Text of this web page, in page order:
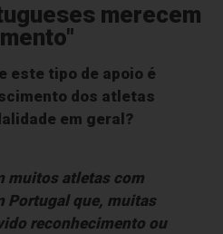
merecem
este tipo de apoio é
dos atletas
em geral?
muitos atletas com
Portugal que, muitas
reconhecimento ou